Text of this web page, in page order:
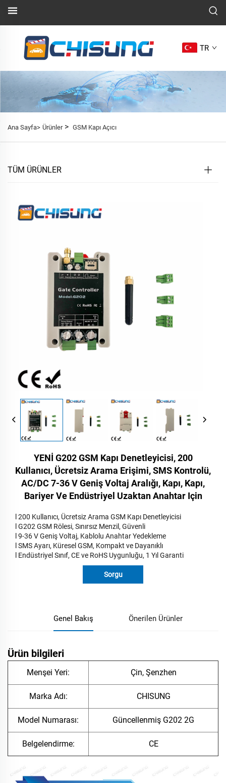
TR
Ana Sayfa> Ürünler> GSM Kapı Açıcı
TÜM ÜRÜNLER
YENİ G202 GSM Kapı Denetleyicisi, 200
Kullanıcı, Ücretsiz Arama Erişimi, SMS Kontrolü,
AC/DC 7-36 V Geniş Voltaj Aralığı, Kapı, Kapı,
Bariyer Ve Endüstriyel Uzaktan Anahtar Için
l 200 Kullanıcı, Ücretsiz Arama GSM Kapı Denetleyicisi
l G202 GSM Rölesi, Sınırsız Menzil, Güvenli
l 9-36 V Geniş Voltaj, Kablolu Anahtar Yedekleme
l SMS Ayarı, Küresel GSM, Kompakt ve Dayanıklı
l Endüstriyel Sınıf, CE ve RoHS Uygunluğu, 1 Yıl Garanti
Sorgu
Genel Bakış Önerilen Ürünler
Ürün bilgileri
Menşei Yeri: Çin, Şenzhen
Marka Adı: CHISUNG
Model Numarası: Güncellenmiş G202 2G
Belgelendirme: CE